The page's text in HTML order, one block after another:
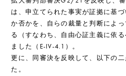
は、申立てられた事実が証拠に基
か否かを、自らの裁量と判断によ
る（すなわち、自由心証主義に依
ました（E-IV-4.1）。
更に、同審決を反映して、以下の
た。